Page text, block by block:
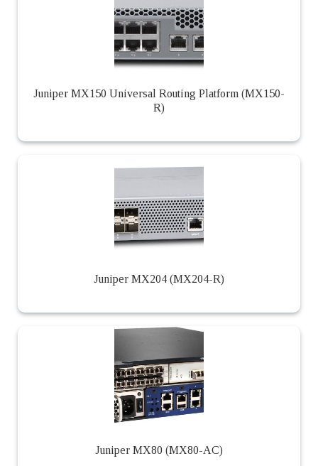
Juniper MX150 Universal Routing Platform (MX150-
R)
Juniper MX204 (MX204-R)
Juniper MX80 (MX80-AC)